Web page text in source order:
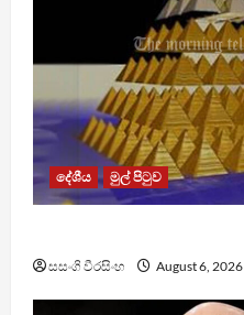
දේශීය මුල් පිටුව
සසංගි වීරසිංහ August 6, 2026